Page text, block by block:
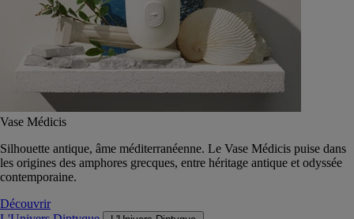
Vase Médicis
Silhouette antique, âme méditerranéenne. Le Vase Médicis puise dans
les origines des amphores grecques, entre héritage antique et odyssée
contemporaine.
Découvrir